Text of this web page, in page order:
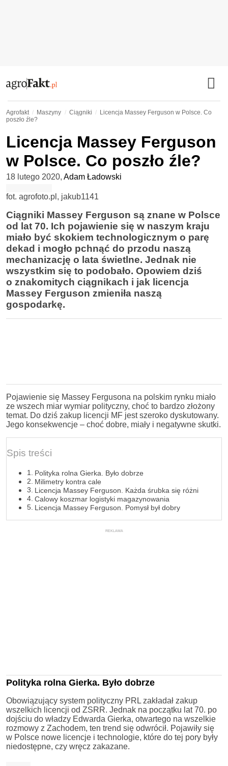
Agrofakt Maszyny Ciągniki
Licencja Massey Ferguson w Polsce. Co
poszło źle?
Licencja Massey Ferguson
w Polsce. Co poszło źle?
18 lutego 2020, Adam Ładowski
fot. agrofoto.pl, jakub1141
Ciągniki Massey Ferguson są znane w Polsce
od lat 70. Ich pojawienie się w naszym kraju
miało być skokiem technologicznym o parę
dekad i mogło pchnąć do przodu naszą
mechanizację o lata świetlne. Jednak nie
wszystkim się to podobało. Opowiem dziś
o znakomitych ciągnikach i jak licencja
Massey Ferguson zmieniła naszą
gospodarkę.
Pojawienie się Massey Fergusona na polskim rynku miało
ze wszech miar wymiar polityczny, choć to bardzo złożony
temat. Do dziś zakup licencji MF jest szeroko dyskutowany.
Jego konsekwencje – choć dobre, miały i negatywne skutki.
Spis treści
Polityka rolna Gierka. Było dobrze
Milimetry kontra cale
Licencja Massey Ferguson. Każda śrubka się różni
Calowy koszmar logistyki magazynowania
Licencja Massey Ferguson. Pomysł był dobry
REKLAMA
Polityka rolna Gierka. Było dobrze
Obowiązujący system polityczny PRL zakładał zakup
wszelkich licencji od ZSRR. Jednak na początku lat 70. po
dojściu do władzy Edwarda Gierka, otwartego na wszelkie
rozmowy z Zachodem, ten trend się odwrócił. Pojawiły się
w Polsce nowe licencje i technologie, które do tej pory były
niedostępne, czy wręcz zakazane.